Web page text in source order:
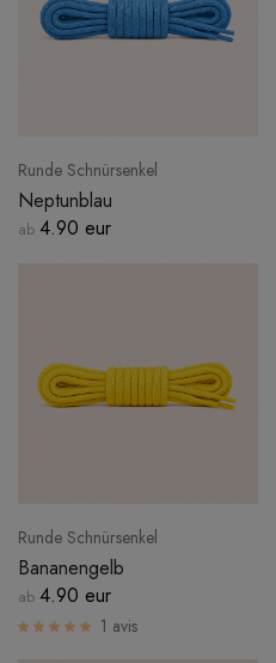
Runde Schnürsenkel
Neptunblau
ab 4.90 eur
Runde Schnürsenkel
Bananengelb
ab 4.90 eur
1 avis